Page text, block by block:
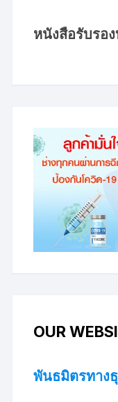
หนังสือรับรอ
OUR
พันธมิตรทาง